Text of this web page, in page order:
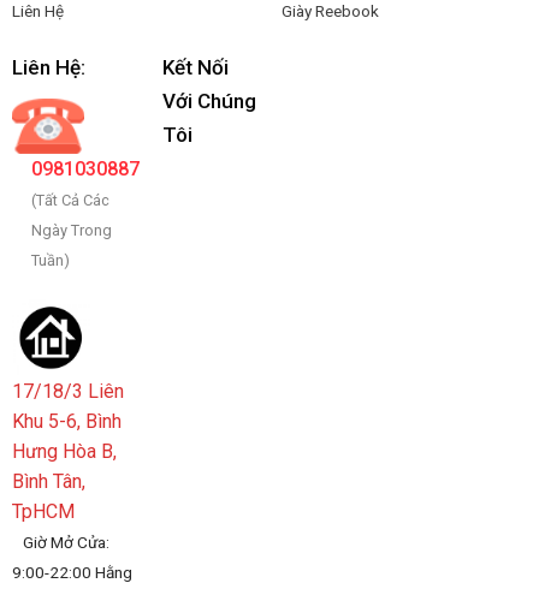
Liên Hệ Giày Reebook
Liên Hệ:
0981030887
(Tất Cả Các
Ngày Trong
Tuần)
17/18/3 Liên
Khu 5-6, Bình
Hưng Hòa B,
Bình Tân,
TpHCM
Giờ Mở Cửa:
9:00-22:00 Hằng
Kết Nối
Với Chúng
Tôi